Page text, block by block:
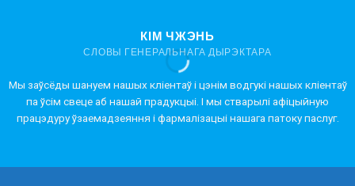
КІМ ЧЖЭНЬ
СЛОВЫ ГЕНЕРАЛЬНАГА ДЫРЭКТАРА
Мы заўсёды шануем нашых кліентаў і цэнім водгукі нашых кліентаў
па ўсім свеце аб нашай прадукцыі. І мы стварылі афіцыйную
працэдуру ўзаемадзеяння і фармалізацыі нашага патоку паслуг.